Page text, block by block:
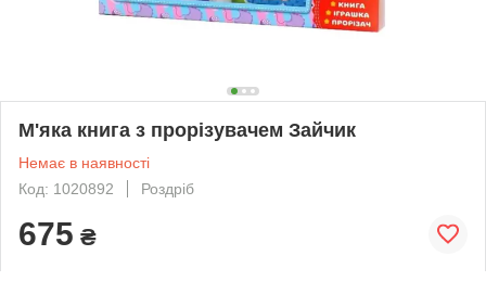
М'яка книга з прорізувачем Зайчик
Немає в наявності
Код: 1020892
Роздріб
675 ₴